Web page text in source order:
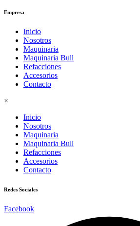
Empresa
Inicio
Nosotros
Maquinaria
Maquinaria Bull
Refacciones
Accesorios
Contacto
×
Inicio
Nosotros
Maquinaria
Maquinaria Bull
Refacciones
Accesorios
Contacto
Redes Sociales
Facebook